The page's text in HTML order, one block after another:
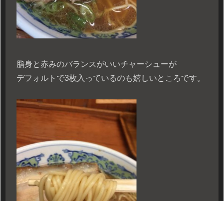
脂身と赤みのバランスがいいチャーシューが
デフォルトで3枚入っているのも嬉しいところです。